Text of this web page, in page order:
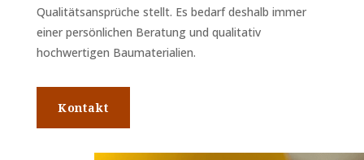
Qualitätsansprüche stellt. Es bedarf deshalb immer
einer persönlichen Beratung und qualitativ
hochwertigen Baumaterialien.
Kontakt